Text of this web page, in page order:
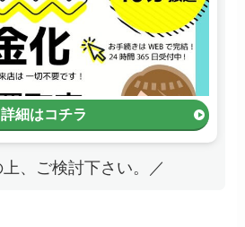
詳細はコチラ
、ご検討下さい。／